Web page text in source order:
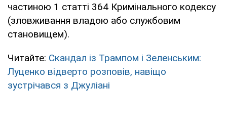
частиною 1 статті 364 Кримінального кодексу
(зловживання владою або службовим
становищем).
Читайте: Скандал із Трампом і Зеленським:
Луценко відверто розповів, навіщо
зустрічався з Джуліані